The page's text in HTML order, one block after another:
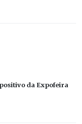
da Expofeira